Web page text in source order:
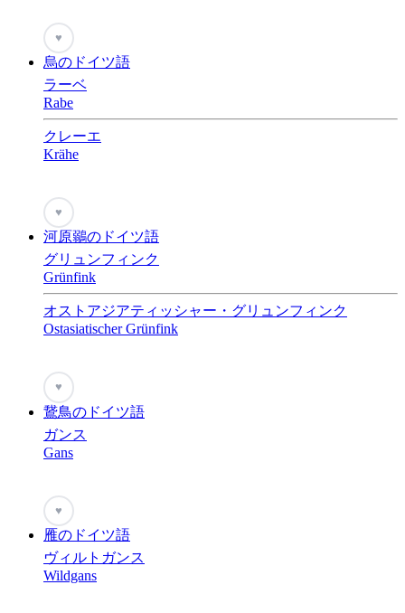
♥
烏のドイツ語
ラーベ
Rabe
クレーエ
Krähe
♥
河原鶸のドイツ語
グリュンフィンク
Grünfink
オストアジアティッシャー・グリュンフィンク
Ostasiatischer Grünfink
♥
鵞鳥のドイツ語
ガンス
Gans
♥
雁のドイツ語
ヴィルトガンス
Wildgans